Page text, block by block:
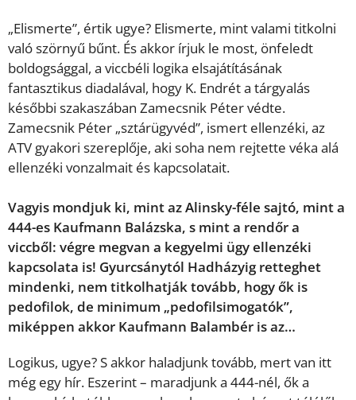
„Elismerte”, értik ugye? Elismerte, mint valami titkolni
való szörnyű bűnt. És akkor írjuk le most, önfeledt
boldogsággal, a viccbéli logika elsajátításának
fantasztikus diadalával, hogy K. Endrét a tárgyalás
későbbi szakaszában Zamecsnik Péter védte.
Zamecsnik Péter „sztárügyvéd”, ismert ellenzéki, az
ATV gyakori szereplője, aki soha nem rejtette véka alá
ellenzéki vonzalmait és kapcsolatait.
Vagyis mondjuk ki, mint az Alinsky-féle sajtó, mint a
444-es Kaufmann Balázska, s mint a rendőr a
viccből: végre megvan a kegyelmi ügy ellenzéki
kapcsolata is! Gyurcsánytól Hadházyig retteghet
mindenki, nem titkolhatják tovább, hogy ők is
pedofilok, de minimum „pedofilsimogatók”,
miképpen akkor Kaufmann Balambér is az…
Logikus, ugye? S akkor haladjunk tovább, mert van itt
még egy hír. Eszerint – maradjunk a 444-nél, ők a